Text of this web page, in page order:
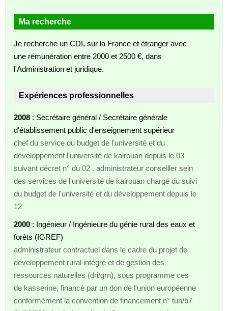
Ma recherche
Je recherche un CDI, sur la France et étranger avec
une rémunération entre 2000 et 2500 €, dans
l'Administration et juridique.
Expériences professionnelles
2008 : Secrétaire général / Secrétaire générale
d'établissement public d'enseignement supérieur
chef du service du budget de l'université et du
développement l'université de kairouan depuis le 03
suivant décret n° du 02 . administrateur conseiller sein
des services de l'université de kairouan chargé du suivi
du budget de l'université et du développement depuis le
12
2000 : Ingénieur / Ingénieure du génie rural des eaux et
forêts (IGREF)
administrateur contractuel dans le cadre du projet de
développement rural intégré et de gestion des
ressources naturelles (dri/grn), sous programme ces
de kasserine, financé par un don de l'union européenne
conformément la convention de financement n° tun/b7